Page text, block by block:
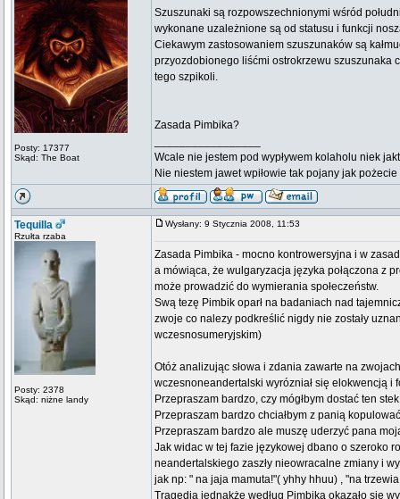
Posty: 17377
Skąd: The Boat
Szuszunaki są rozpowszechnionymi wśród
wykonane uzależnione są od statusu i funkcji
Ciekawym zastosowaniem szuszunaków są
przyozdobionego liśćmi ostrokrzewu szuszunaka
tego szpikoli.
Zasada Pimbika?
Wcale nie jestem pod wypływem kolaholu niek
Nie niestem jawet wpiłowie tak pojany jak
Tequilla
Rzułta rzaba
Posty: 2378
Skąd: niżne landy
Wysłany: 9 Stycznia 2008, 11:53
Zasada Pimbika - mocno kontrowersyjna i w
a mówiąca, że wulgaryzacja języka połączona z
może prowadzić do wymierania społeczeństw.
Swą tezę Pimbik oparł na badaniach nad
zwoje co nalezy podkreślić nigdy nie zostały
wczesnosumeryjskim)
Otóż analizując słowa i zdania zawarte na
wczesnoneandertalski wyrózniał się elokwencją i
Przepraszam bardzo, czy mógłbym dostać ten
Przepraszam bardzo chciałbym z panią
Przepraszam bardzo ale muszę uderzyć pana
Jak widac w tej fazie językowej dbano o szeroko
neandertalskiego zaszły nieowracalne zmiany i
jak np: " na jaja mamuta!"( yhhy hhuu) , "na
Tragedią jednakże według Pimbika okazało się